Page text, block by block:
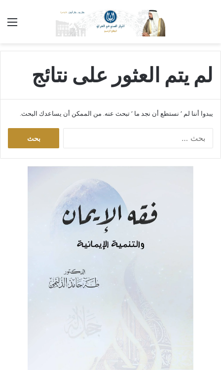
لم يتم العثور على نتائج
يبدوا أننا لم ’ نستطع أن نجد ما ’ تبحث عنه. من الممكن أن يساعدك البحث.
: